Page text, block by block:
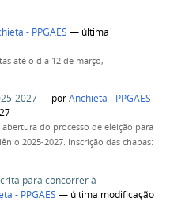
- PPGAES — última
até o dia 12 de março,
2027— porAnchieta - PPGAES
do processo de eleição para
2025-2027. Inscrição das chapas:
para concorrer à
- PPGAES — última modificação